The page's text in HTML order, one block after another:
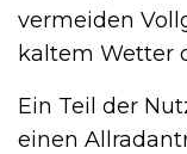
vermeiden
kaltem Wetter
Ein Teil der
einen